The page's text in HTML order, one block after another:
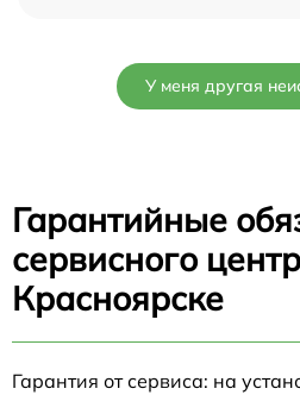
У меня другая
Гарантийные
сервисного
Красноярске
Гарантия от сервиса: на